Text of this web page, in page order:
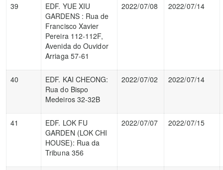
39
EDF. YUE XIU
GARDENS : Rua de
Francisco Xavier
Pereira 112-112F,
Avenida do Ouvidor
Arriaga 57-61
2022/07/08 2022/07/14
40
EDF. KAI CHEONG:
Rua do Bispo
Medeiros 32-32B
2022/07/02 2022/07/14
41
EDF. LOK FU
GARDEN (LOK CHI
HOUSE): Rua da
Tribuna 356
2022/07/07 2022/07/15